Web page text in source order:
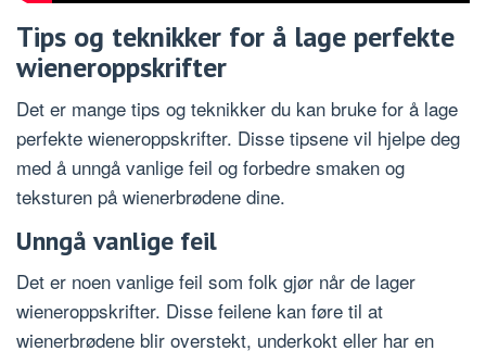
Tips og teknikker for å lage perfekte
wieneroppskrifter
Det er mange tips og teknikker du kan bruke for å lage
perfekte wieneroppskrifter. Disse tipsene vil hjelpe deg
med å unngå vanlige feil og forbedre smaken og
teksturen på wienerbrødene dine.
Unngå vanlige feil
Det er noen vanlige feil som folk gjør når de lager
wieneroppskrifter. Disse feilene kan føre til at
wienerbrødene blir overstekt, underkokt eller har en